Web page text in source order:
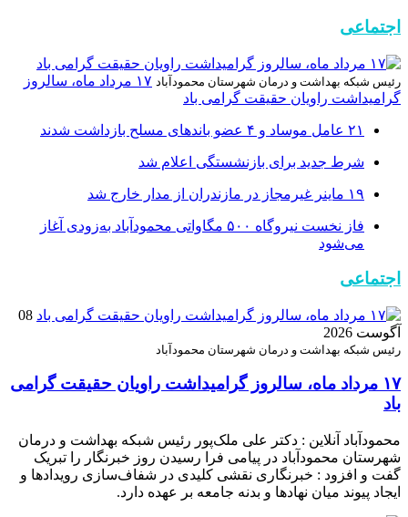
اجتماعی
رئیس شبکه بهداشت و درمان شهرستان محمودآباد
۱۷ مرداد ماه، سالروز
گرامیداشت راویان حقیقت گرامی باد
۲۱ عامل موساد و ۴ عضو باند‌های مسلح بازداشت شدند
شرط جدید برای بازنشستگی اعلام شد
۱۹ ماینر غیرمجاز در مازندران از مدار خارج شد
فاز نخست نیروگاه ۵۰۰ مگاواتی محمودآباد به‌زودی آغاز
می‌شود
اجتماعی
08
آگوست 2026
رئیس شبکه بهداشت و درمان شهرستان محمودآباد
۱۷ مرداد ماه، سالروز گرامیداشت راویان حقیقت گرامی
باد
محمودآباد آنلاین : دکتر علی ملک‌پور رئیس شبکه بهداشت و درمان
شهرستان محمودآباد در پیامی فرا رسیدن روز خبرنگار را تبریک
گفت و افزود : خبرنگاری نقشی کلیدی در شفاف‌سازی رویدادها و
ایجاد پیوند میان نهادها و بدنه جامعه بر عهده دارد.